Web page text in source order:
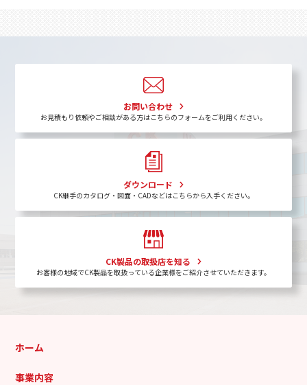
お問い合わせ
お見積もり依頼やご相談がある方はこちらのフォームをご利用ください。
ダウンロード
CK継手のカタログ・図面・CADなどはこちらから入手ください。
CK製品の取扱店を知る
お客様の地域でCK製品を取扱っている企業様をご紹介させていただきます。
ホーム
事業内容